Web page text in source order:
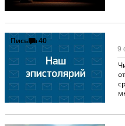
Письма40
9